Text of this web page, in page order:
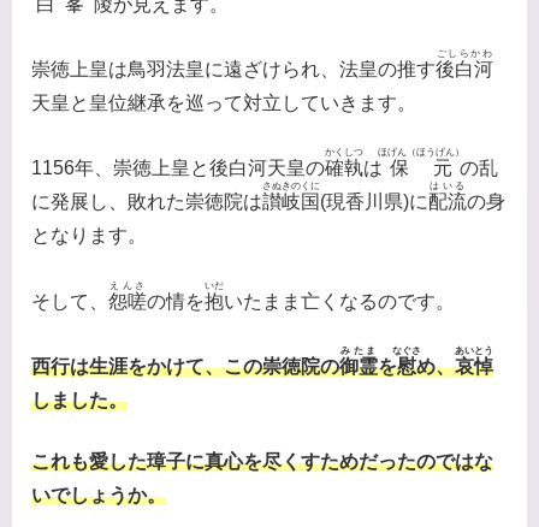
崇徳上皇は鳥羽法皇に遠ざけられ、法皇の推す後白河
ごしらかわ
天皇と皇位継承を巡って対立していきます。
1156年、崇徳上皇と後白河天皇の確執
かくしつ
は 保元
ほげん（ほうげん）
の乱
に発展し、敗れた崇徳院は讃岐国
さぬきのくに
(現香川県)に配流
はいる
の身
となります。
そして、 怨嗟
えんさ
の情を抱
いだ
いたまま亡くなるのです。
西行は生涯をかけて、この崇徳院の御霊
みたま
を慰
なぐさ
め、哀悼
あいとう
しました。
これも愛した璋子に真心を尽くすためだったのではな
いでしょうか。